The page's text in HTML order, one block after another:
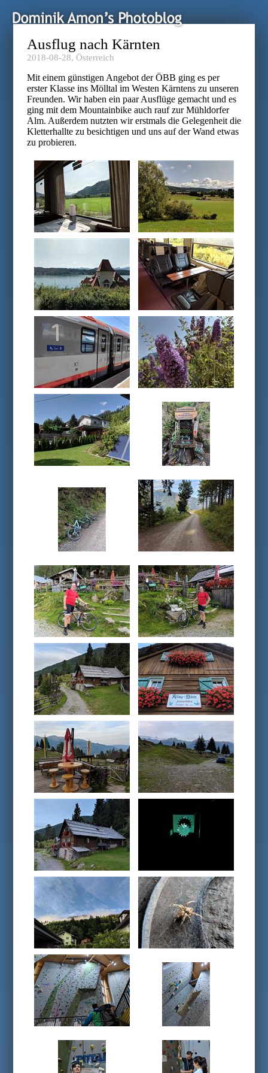
Ausflug nach Kärnten
2018-08-28, Österreich
Mit einem günstigen Angebot der ÖBB ging es per
erster Klasse ins Mölltal im Westen Kärntens zu unseren
Freunden. Wir haben ein paar Ausflüge gemacht und es
ging mit dem Mountainbike auch rauf zur Mühldorfer
Alm. Außerdem nutzten wir erstmals die Gelegenheit die
Kletterhallte zu besichtigen und uns auf der Wand etwas
zu probieren.